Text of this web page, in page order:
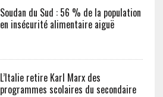
Soudan du Sud : 56 % de la population
en insécurité alimentaire aiguë
L’Italie retire Karl Marx des
programmes scolaires du secondaire